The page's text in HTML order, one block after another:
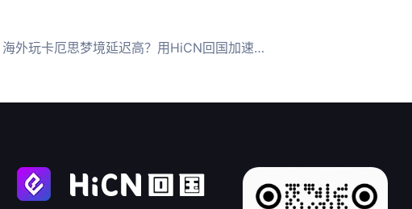
海外玩卡厄思梦境延迟高？用HiCN回国加速器一键解决网络卡顿，快来免费体验畅玩国服